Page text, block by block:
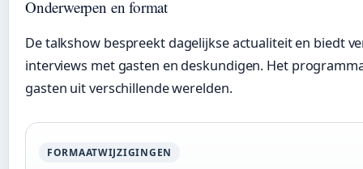
Onderwerpen en format
De talkshow bespreekt dagelijkse actualiteit en biedt
interviews met gasten en deskundigen. Het
gasten uit verschillende werelden.
FORMAATWIJZIGINGEN